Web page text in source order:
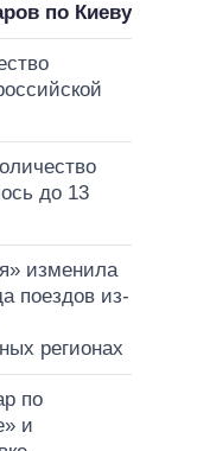
по Киеву
до 13
изменила
поездов из-
регионах
по
и